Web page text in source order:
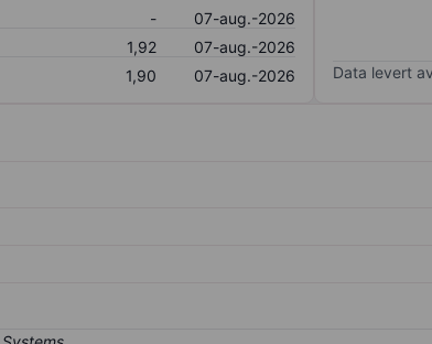
-
07-aug.-2026
1,92
07-aug.-2026
1,90 07-aug.-2026 Data levert av